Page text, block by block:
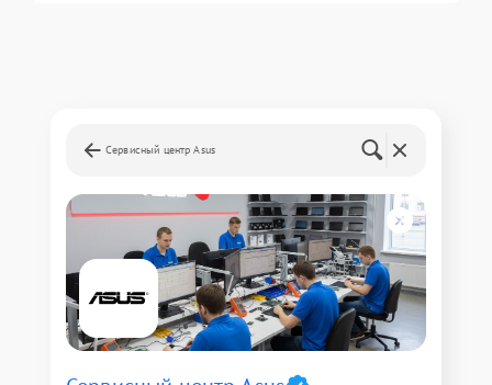
Сервисный центр Asus